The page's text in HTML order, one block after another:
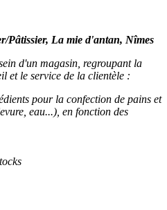
Pâtissier, La mie d'antan, Nîmes
d'un magasin, regroupant la
et le service de la clientèle :
pour la confection de pains et
eau...), en fonction des